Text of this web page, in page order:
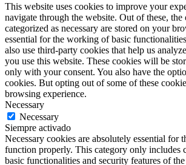
This website uses cookies to improve your
navigate through the website. Out of these, the
categorized as necessary are stored on your
essential for the working of basic
also use third-party cookies that help us
you use this website. These cookies will be
only with your consent. You also have the
cookies. But opting out of some of these
browsing experience.
Necessary
Necessary
Siempre activado
Necessary cookies are absolutely essential for
function properly. This category only includes
basic functionalities and security features of